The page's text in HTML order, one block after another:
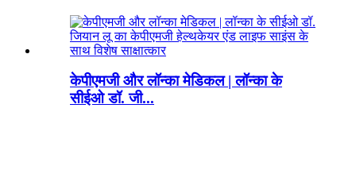
केपीएमजी और लॉन्का मेडिकल | लॉन्का के
सीईओ डॉ. जी...